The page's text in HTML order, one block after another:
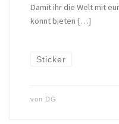
Damit ihr die Welt mit
könnt bieten […]
Sticker
von DG